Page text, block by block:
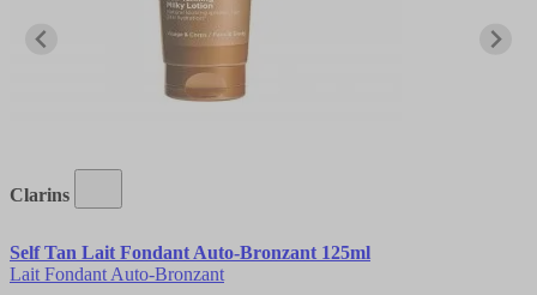
Clarins
Self Tan Lait Fondant Auto-Bronzant 125ml
Lait Fondant Auto-Bronzant